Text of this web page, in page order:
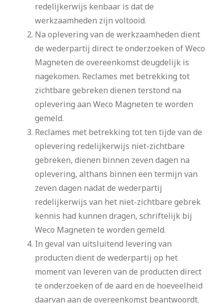
redelijkerwijs kenbaar is dat de
werkzaamheden zijn voltooid.
Na oplevering van de werkzaamheden dient
de wederpartij direct te onderzoeken of Weco
Magneten de overeenkomst deugdelijk is
nagekomen. Reclames met betrekking tot
zichtbare gebreken dienen terstond na
oplevering aan Weco Magneten te worden
gemeld.
Reclames met betrekking tot ten tijde van de
oplevering redelijkerwijs niet-zichtbare
gebreken, dienen binnen zeven dagen na
oplevering, althans binnen een termijn van
zeven dagen nadat de wederpartij
redelijkerwijs van het niet-zichtbare gebrek
kennis had kunnen dragen, schriftelijk bij
Weco Magneten te worden gemeld.
In geval van uitsluitend levering van
producten dient de wederpartij op het
moment van leveren van de producten direct
te onderzoeken of de aard en de hoeveelheid
daarvan aan de overeenkomst beantwoordt.